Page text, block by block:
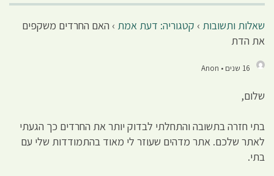
שאלות ותשובות › קטגוריה: דעת אמת › האם החרדים משקפים
את הדת
16 שנים • Anon
שלום,
בתי חזרה בתשובה והתחלתי לבדוק יותר את החרדים כך הגעתי
לאתר שלכם. אתר מדהים שעוזר לי מאוד בהתמודדות שלי עם
בתי.